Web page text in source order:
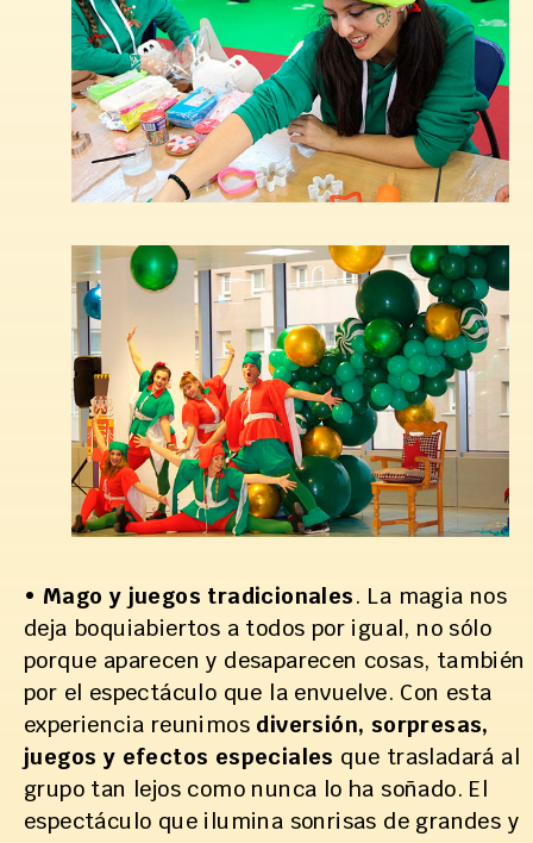
• Mago y juegos tradicionales. La magia nos
deja boquiabiertos a todos por igual, no sólo
porque aparecen y desaparecen cosas, también
por el espectáculo que la envuelve. Con esta
experiencia reunimos diversión, sorpresas,
juegos y efectos especiales que trasladará al
grupo tan lejos como nunca lo ha soñado. El
espectáculo que ilumina sonrisas de grandes y